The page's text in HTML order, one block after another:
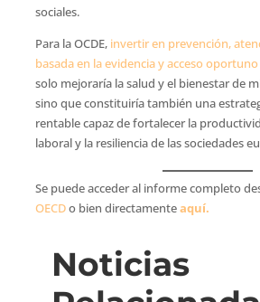
sociales.
Para la OCDE, invertir en prevención,
basada en la evidencia y acceso
solo mejoraría la salud y el bienestar de
sino que constituiría también una
rentable capaz de fortalecer la
laboral y la resiliencia de las sociedades
Se puede acceder al informe completo
OECDo bien directamenteaquí.
Noticias